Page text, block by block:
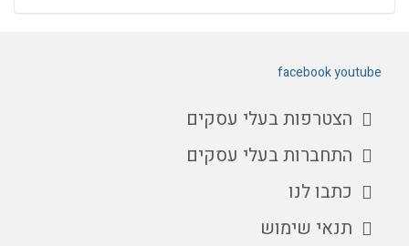
facebookyoutube
הצטרפות בעלי עסקים
התחברות בעלי עסקים
כתבו לנו
תנאי שימוש